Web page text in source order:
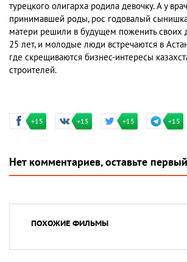
турецкого олигарха родила девочку. А у
принимавшей роды, рос годовалый
матери решили в будущем поженить своих
25 лет, и молодые люди встречаются в
где скрещиваются бизнес-интересы
строителей.
+15 +15 +15 +15
Нет комментариев, оставьте первый
ПОХОЖИЕ ФИЛЬМЫ